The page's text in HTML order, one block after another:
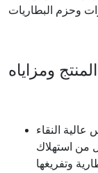
ومزاياه
النقاء
من استهلاك